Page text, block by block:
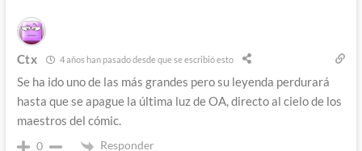
Ctx 4 años han pasado desde que se escribió esto
Se ha ido uno de las más grandes pero su leyenda perdurará
hasta que se apague la última luz de OA, directo al cielo de los
maestros del cómic.
0 Responder